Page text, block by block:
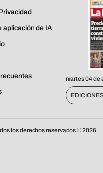
aplicación de IA
martes 04 de
los derechos reservados ©2026